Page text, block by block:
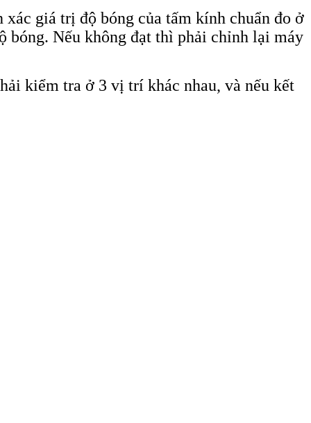
giá trị độ bóng của tấm kính chuẩn đo ở
bóng. Nếu không đạt thì phải chỉnh lại máy
kiểm tra ở 3 vị trí khác nhau, và nếu kết